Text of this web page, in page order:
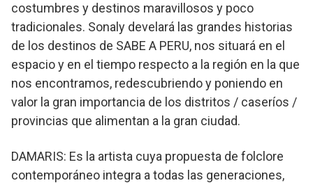
costumbres y destinos maravillosos y poco
tradicionales. Sonaly develará las grandes historias
de los destinos de SABE A PERU, nos situará en el
espacio y en el tiempo respecto a la región en la que
nos encontramos, redescubriendo y poniendo en
valor la gran importancia de los distritos / caseríos /
provincias que alimentan a la gran ciudad.
DAMARIS: Es la artista cuya propuesta de folclore
contemporáneo integra a todas las generaciones,